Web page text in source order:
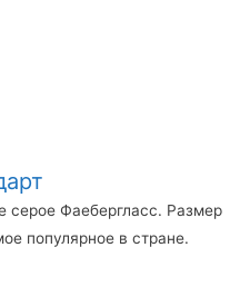
серое Фаебергласс. Размер
популярное в стране.